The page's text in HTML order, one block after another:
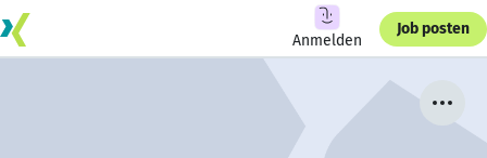
Anmelden
Job posten